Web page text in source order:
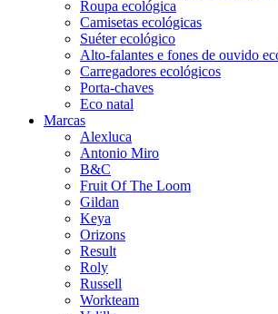
Roupa ecológica
Camisetas ecológicas
Suéter ecológico
Alto-falantes e fones de ouvido
Carregadores ecológicos
Porta-chaves
Eco natal
Marcas
Alexluca
Antonio Miro
B&C
Fruit Of The Loom
Gildan
Keya
Orizons
Result
Roly
Russell
Workteam